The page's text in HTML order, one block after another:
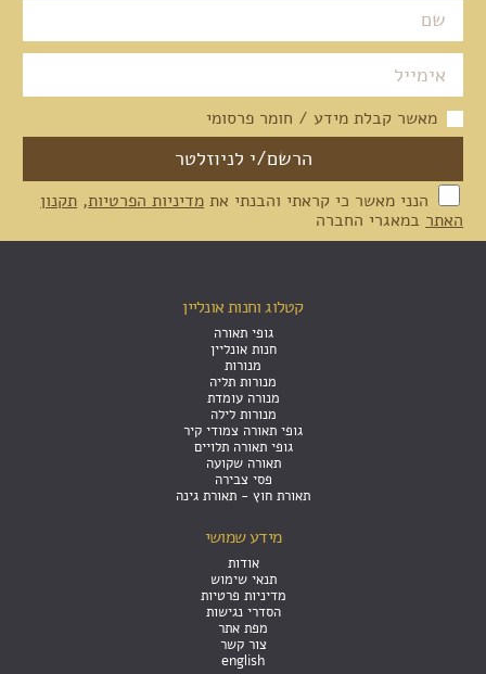
מאשר קבלת מידע / חומר פרסומי
הנני מאשר כי קראתי והבנתי את מדיניות הפרטיות, תקנון
האתר במאגרי החברה
קטלוג וחנות אונליין
גופי תאורה
חנות אונליין
מנורות
מנורות תליה
מנורה עומדת
מנורות לילה
גופי תאורה צמודי קיר
גופי תאורה תלויים
תאורה שקועה
פסי צבירה
תאורת חוץ - תאורת גינה
מידע שמושי
אודות
תנאי שימוש
מדיניות פרטיות
הסדרי נגישות
מפת אתר
צור קשר
english